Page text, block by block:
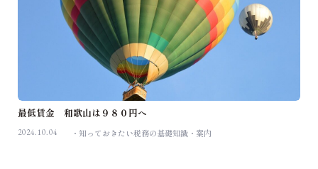
最低賃金 和歌山は９８０円へ
2024.10.04 知っておきたい税務の基礎知識 案内